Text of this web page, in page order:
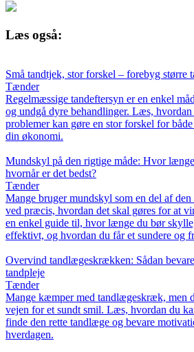
Læs også:
Små tandtjek, stor forskel – forebyg større
Tænder
Regelmæssige tandeftersyn er en enkel
og undgå dyre behandlinger. Læs,
problemer kan gøre en stor forskel for
din økonomi.
Mundskyl på den rigtige måde: Hvor
hvornår er det bedst?
Tænder
Mange bruger mundskyl som en del af
ved præcis, hvordan det skal gøres for at
en enkel guide til, hvor længe du bør
effektivt, og hvordan du får et sundere og
Overvind tandlægeskrækken: Sådan
tandpleje
Tænder
Mange kæmper med tandlægeskræk, men
vejen for et sundt smil. Læs, hvordan du
finde den rette tandlæge og bevare
hverdagen.